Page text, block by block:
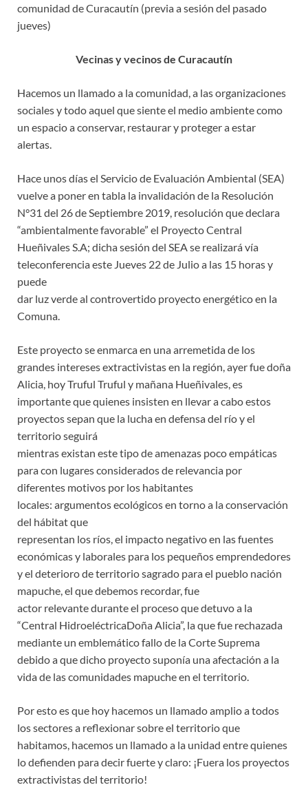
comunidad de Curacautín (previa a sesión del pasado
jueves)
Vecinas y vecinos de Curacautín
Hacemos un llamado a la comunidad, a las organizaciones
sociales y todo aquel que siente el medio ambiente como
un espacio a conservar, restaurar y proteger a estar
alertas.
Hace unos días el Servicio de Evaluación Ambiental (SEA)
vuelve a poner en tabla la invalidación de la Resolución
N°31 del 26 de Septiembre 2019, resolución que declara
“ambientalmente favorable” el Proyecto Central
Hueñivales S.A; dicha sesión del SEA se realizará vía
teleconferencia este Jueves 22 de Julio a las 15 horas y
puede
dar luz verde al controvertido proyecto energético en la
Comuna.
Este proyecto se enmarca en una arremetida de los
grandes intereses extractivistas en la región, ayer fue doña
Alicia, hoy Truful Truful y mañana Hueñivales, es
importante que quienes insisten en llevar a cabo estos
proyectos sepan que la lucha en defensa del río y el
territorio seguirá
mientras existan este tipo de amenazas poco empáticas
para con lugares considerados de relevancia por
diferentes motivos por los habitantes
locales: argumentos ecológicos en torno a la conservación
del hábitat que
representan los ríos, el impacto negativo en las fuentes
económicas y laborales para los pequeños emprendedores
y el deterioro de territorio sagrado para el pueblo nación
mapuche, el que debemos recordar, fue
actor relevante durante el proceso que detuvo a la
“Central HidroeléctricaDoña Alicia”, la que fue rechazada
mediante un emblemático fallo de la Corte Suprema
debido a que dicho proyecto suponía una afectación a la
vida de las comunidades mapuche en el territorio.
Por esto es que hoy hacemos un llamado amplio a todos
los sectores a reflexionar sobre el territorio que
habitamos, hacemos un llamado a la unidad entre quienes
lo defienden para decir fuerte y claro: ¡Fuera los proyectos
extractivistas del territorio!